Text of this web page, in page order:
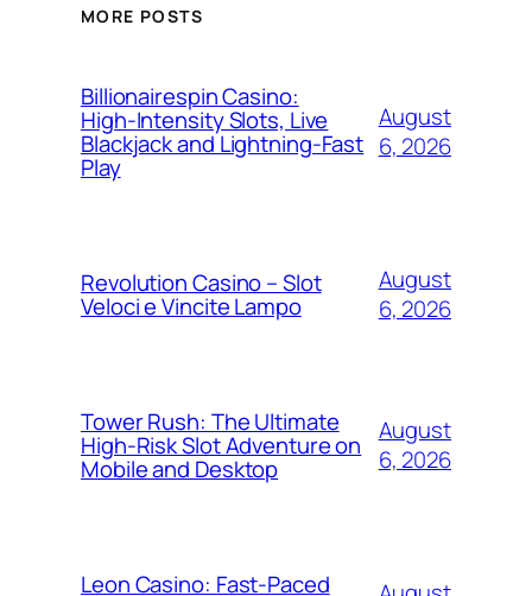
MORE POSTS
Billionairespin Casino:
High‑Intensity Slots, Live
Blackjack and Lightning‑Fast
Play
August
6, 2026
Revolution Casino – Slot
Veloci e Vincite Lampo
August
6, 2026
Tower Rush: The Ultimate
High‑Risk Slot Adventure on
Mobile and Desktop
August
6, 2026
Leon Casino: Fast‑Paced